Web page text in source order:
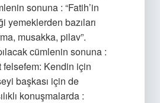
sonuna : “Fatih’in
yemeklerden bazıları
musakka, pilav”.
cümlenin sonuna :
felsefem: Kendin için
başkası için de
konuşmalarda :